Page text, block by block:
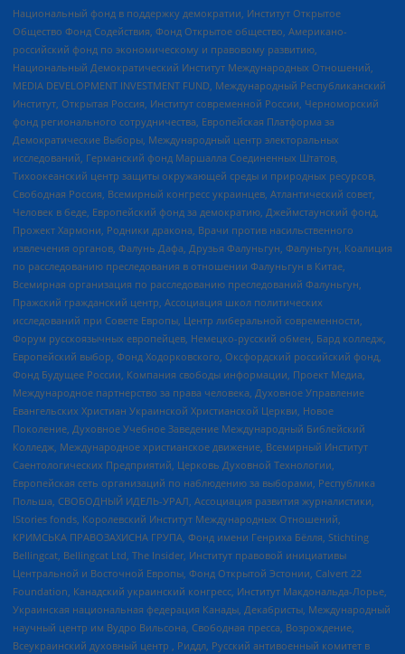
Национальный фонд в поддержку демократии, Институт Открытое
Общество Фонд Содействия, Фонд Открытое общество, Американо-
российский фонд по экономическому и правовому развитию,
Национальный Демократический Институт Международных Отношений,
MEDIA DEVELOPMENT INVESTMENT FUND, Международный Республиканский
Институт, Открытая Россия, Институт современной России, Черноморский
фонд регионального сотрудничества, Европейская Платформа за
Демократические Выборы, Международный центр электоральных
исследований, Германский фонд Маршалла Соединенных Штатов,
Тихоокеанский центр защиты окружающей среды и природных ресурсов,
Свободная Россия, Всемирный конгресс украинцев, Атлантический совет,
Человек в беде, Европейский фонд за демократию, Джеймстаунский фонд,
Прожект Хармони, Родники дракона, Врачи против насильственного
извлечения органов, Фалунь Дафа, Друзья Фалуньгун, Фалуньгун, Коалиция
по расследованию преследования в отношении Фалуньгун в Китае,
Всемирная организация по расследованию преследований Фалуньгун,
Пражский гражданский центр, Ассоциация школ политических
исследований при Совете Европы, Центр либеральной современности,
Форум русскоязычных европейцев, Немецко-русский обмен, Бард колледж,
Европейский выбор, Фонд Ходорковского, Оксфордский российский фонд,
Фонд Будущее России, Компания свободы информации, Проект Медиа,
Международное партнерство за права человека, Духовное Управление
Евангельских Христиан Украинской Христианской Церкви, Новое
Поколение, Духовное Учебное Заведение Международный Библейский
Колледж, Международное христианское движение, Всемирный Институт
Саентологических Предприятий, Церковь Духовной Технологии,
Европейская сеть организаций по наблюдению за выборами, Республика
Польша, СВОБОДНЫЙ ИДЕЛЬ-УРАЛ, Ассоциация развития журналистики,
IStories fonds, Королевский Институт Международных Отношений,
КРИМСЬКА ПРАВОЗАХИСНА ГРУПА, Фонд имени Генриха Бёлля, Stichting
Bellingcat, Bellingcat Ltd, The Insider, Институт правовой инициативы
Центральной и Восточной Европы, Фонд Открытой Эстонии, Calvert 22
Foundation, Канадский украинский конгресс, Институт Макдональда-Лорье,
Украинская национальная федерация Канады, Декабристы, Международный
научный центр им Вудро Вильсона, Свободная пресса, Возрождение,
Всеукраинский духовный центр , Риддл, Русский антивоенный комитет в